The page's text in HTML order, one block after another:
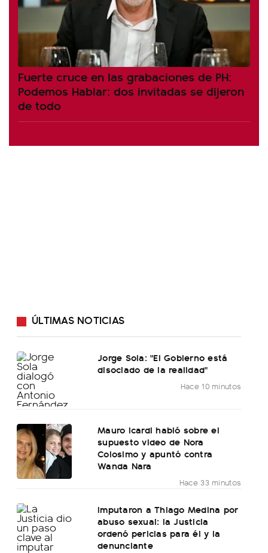
Fuerte cruce en las grabaciones de PH:
Podemos Hablar: dos invitadas se dijeron
de todo
ÚLTIMAS NOTICIAS
Jorge Sola: "El Gobierno está
disociado de la realidad"
Hace 10 minutos
Mauro Icardi habló sobre el
supuesto video de Nora
Colosimo y apuntó contra
Wanda Nara
Hace 33 minutos
Imputaron a Thiago Medina por
abuso sexual: la Justicia
ordenó pericias para él y la
denunciante